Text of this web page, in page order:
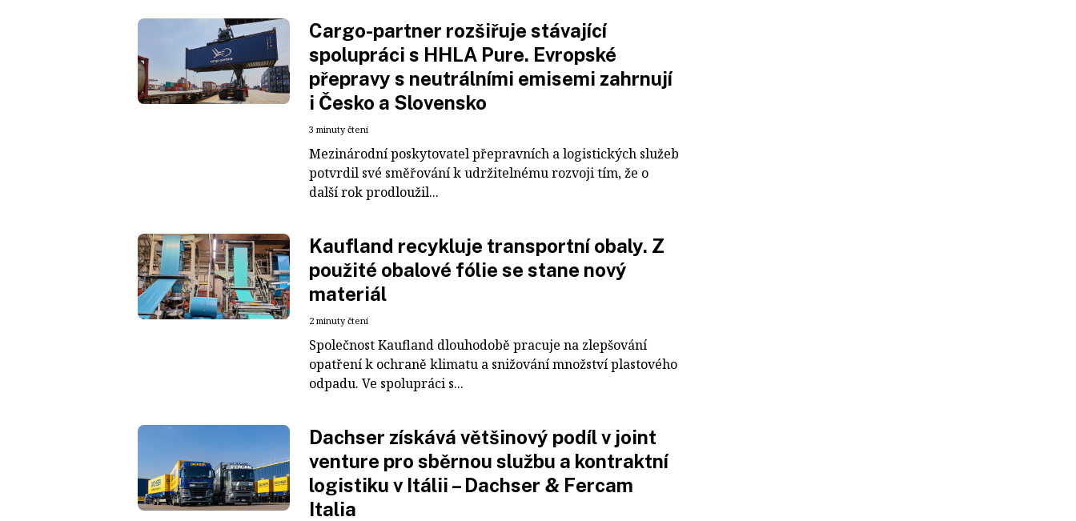
Cargo-partner rozšiřuje stávající
spolupráci s HHLA Pure. Evropské
přepravy s neutrálními emisemi zahrnují
i Česko a Slovensko
3 minuty čtení
Mezinárodní poskytovatel přepravních a logistických služeb
potvrdil své směřování k udržitelnému rozvoji tím, že o
další rok prodloužil...
Kaufland recykluje transportní obaly. Z
použité obalové fólie se stane nový
materiál
2 minuty čtení
Společnost Kaufland dlouhodobě pracuje na zlepšování
opatření k ochraně klimatu a snižování množství plastového
odpadu. Ve spolupráci s...
Dachser získává většinový podíl v joint
venture pro sběrnou službu a kontraktní
logistiku v Itálii – Dachser & Fercam
Italia